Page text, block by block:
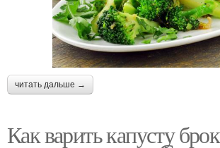
читать дальше →
Как варить капусту